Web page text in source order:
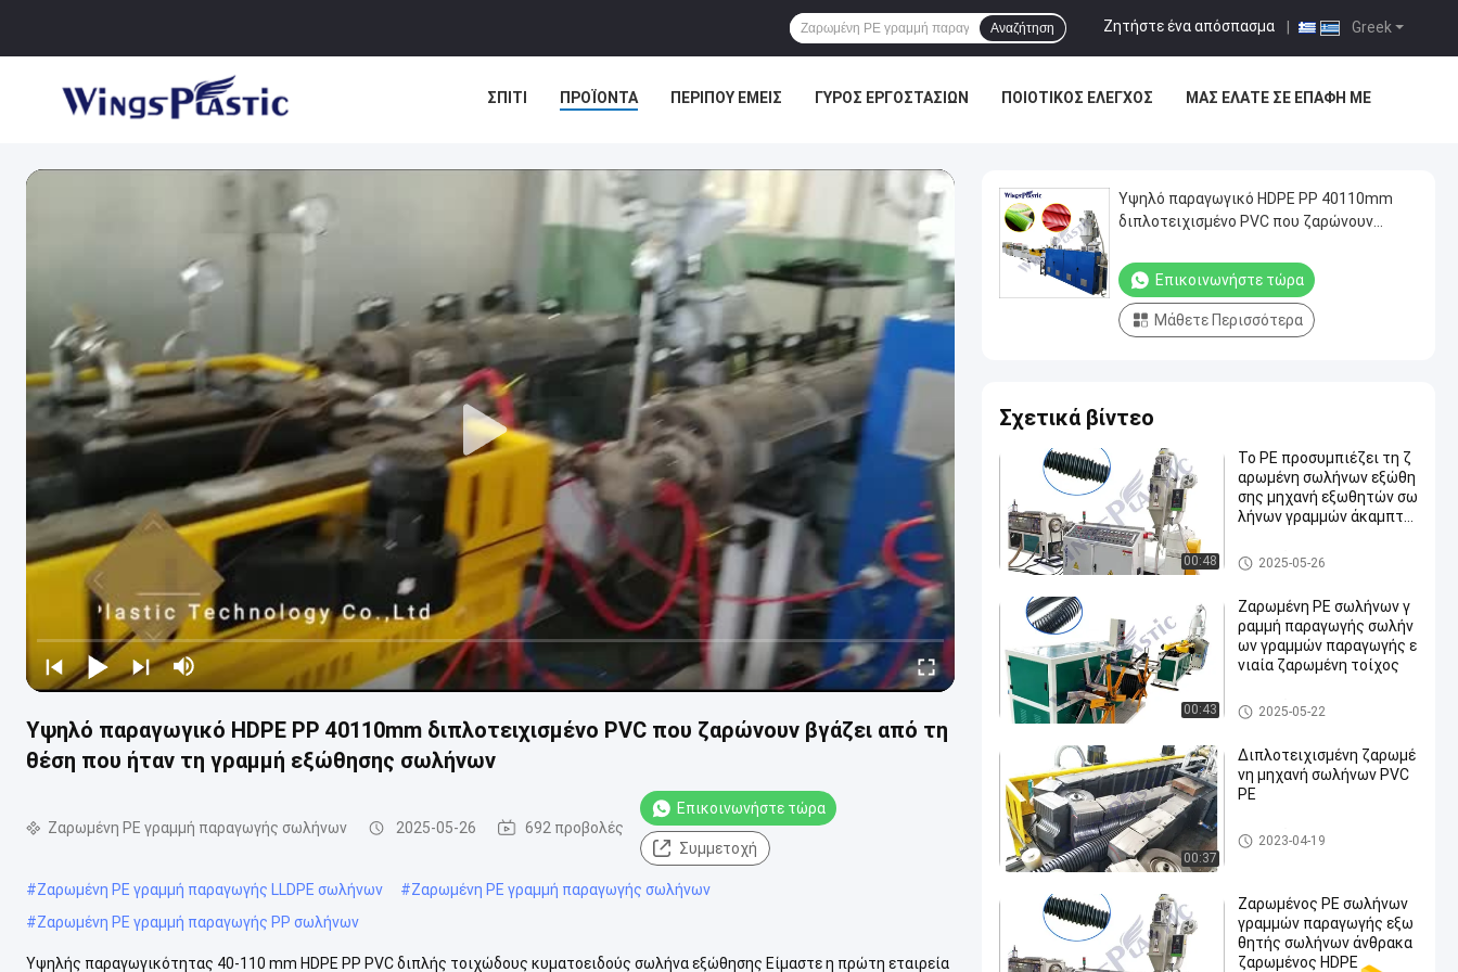
Greek
Ζητήστε ένα απόσπασμα
Αναζήτηση
ΣΠΊΤΙ ΠΡΟΪΌΝΤΑ ΠΕΡΊΠΟΥ ΕΜΕΊΣ ΓΎΡΟΣ ΕΡΓΟΣΤΑΣΊΩΝ ΠΟΙΟΤΙΚΌΣ ΈΛΕΓΧΟΣ ΜΑΣ ΕΛΆΤΕ ΣΕ ΕΠΑΦΉ ΜΕ
Υψηλό παραγωγικό HDPE PP 40110mm διπλοτειχισμένο PVC που ζαρώνουν βγάζει από τη
θέση που ήταν τη γραμμή εξώθησης σωλήνων
Ζαρωμένη PE γραμμή παραγωγής σωλήνων 2025-05-26 692 προβολές
Επικοινωνήστε τώρα
Συμμετοχή
#Ζαρωμένη PE γραμμή παραγωγής LLDPE σωλήνων #Ζαρωμένη PE γραμμή παραγωγής σωλήνων
#Ζαρωμένη PE γραμμή παραγωγής PP σωλήνων
Υψηλής παραγωγικότητας 40-110 mm HDPE PP PVC διπλής τοιχώδους κυματοειδούς σωλήνα εξώθησης Είμαστε η πρώτη εταιρεία
Υψηλό παραγωγικό HDPE PP 40110mm
διπλοτειχισμένο PVC που ζαρώνουν
εξώθησης σωλήνων
Επικοινωνήστε τώρα
Μάθετε Περισσότερα
Σχετικά βίντεο
00:48
Το PE προσυμπιέζει τη ζ
αρωμένη σωλήνων εξώθη
σης μηχανή εξωθητών σω
λήνων γραμμών άκαμπτη
Ζαρωμένη PE γραμμή παραγ
ωγής σωλήνων
2025-05-26
00:43
Ζαρωμένη PE σωλήνων γ
ραμμή παραγωγής σωλήν
ων γραμμών παραγωγής ε
νιαία ζαρωμένη τοίχος
Ζαρωμένη PE γραμμή παραγ
ωγής σωλήνων
2025-05-22
00:37
Διπλοτειχισμένη ζαρωμέ
νη μηχανή σωλήνων PVC
PE
Ζαρωμένη PE γραμμή παραγ
ωγής σωλήνων
2023-04-19
Ζαρωμένος PE σωλήνων
γραμμών παραγωγής εξω
θητής σωλήνων άνθρακα
ζαρωμένος HDPE